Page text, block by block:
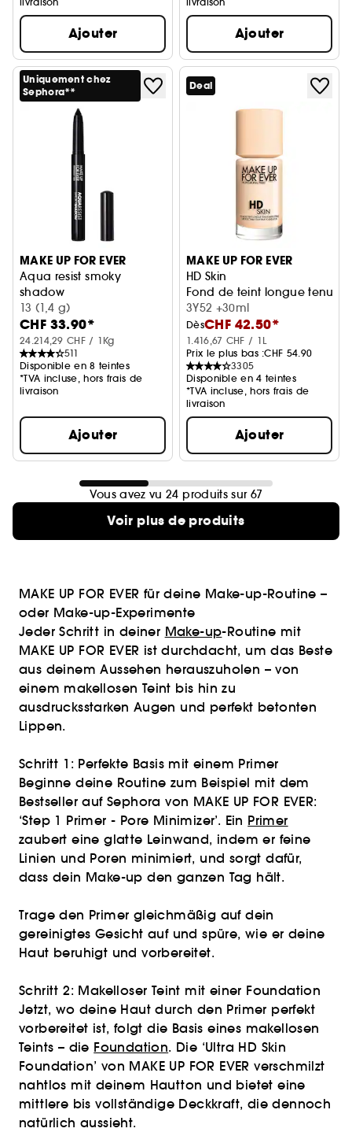
Ajouter Ajouter
Uniquement chez
Sephora**
MAKE UP FOR EVER
Aqua resist smoky
shadow
Fard à paupières crayon
13 (1,4 g)
CHF 33.90*
24.214,29 CHF / 1Kg
511
Disponible en 8 teintes
*TVA incluse, hors frais de
livraison
Ajouter
Deal
MAKE UP FOR EVER
HD Skin
Fond de teint longue tenue
3Y52 +30ml
DèsCHF 42.50*
1.416,67 CHF / 1L
Prix le plus bas :CHF 54.90
3305
Disponible en 4 teintes
*TVA incluse, hors frais de
livraison
Ajouter
Vous avez vu 24 produits sur 67
Voir plus de produits
MAKE UP FOR EVER für deine Make-up-Routine –
oder Make-up-Experimente
Jeder Schritt in deiner Make-up-Routine mit
MAKE UP FOR EVER ist durchdacht, um das Beste
aus deinem Aussehen herauszuholen – von
einem makellosen Teint bis hin zu
ausdrucksstarken Augen und perfekt betonten
Lippen.
Schritt 1: Perfekte Basis mit einem Primer
Beginne deine Routine zum Beispiel mit dem
Bestseller auf Sephora von MAKE UP FOR EVER:
‘Step 1 Primer - Pore Minimizer’. Ein Primer
zaubert eine glatte Leinwand, indem er feine
Linien und Poren minimiert, und sorgt dafür,
dass dein Make-up den ganzen Tag hält.
Trage den Primer gleichmäßig auf dein
gereinigtes Gesicht auf und spüre, wie er deine
Haut beruhigt und vorbereitet.
Schritt 2: Makelloser Teint mit einer Foundation
Jetzt, wo deine Haut durch den Primer perfekt
vorbereitet ist, folgt die Basis eines makellosen
Teints – die Foundation. Die ‘Ultra HD Skin
Foundation’ von MAKE UP FOR EVER verschmilzt
nahtlos mit deinem Hautton und bietet eine
mittlere bis vollständige Deckkraft, die dennoch
natürlich aussieht.